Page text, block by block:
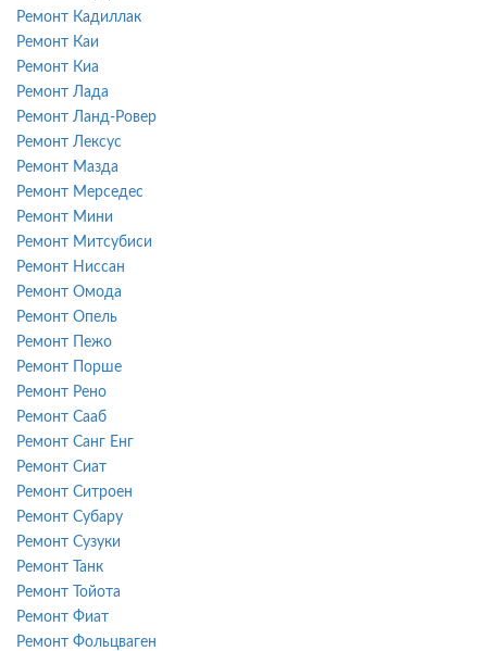
Ремонт Кадиллак
Ремонт Каи
Ремонт Киа
Ремонт Лада
Ремонт Ланд-Ровер
Ремонт Лексус
Ремонт Мазда
Ремонт Мерседес
Ремонт Мини
Ремонт Митсубиси
Ремонт Ниссан
Ремонт Омода
Ремонт Опель
Ремонт Пежо
Ремонт Порше
Ремонт Рено
Ремонт Сааб
Ремонт Санг Енг
Ремонт Сиат
Ремонт Ситроен
Ремонт Субару
Ремонт Сузуки
Ремонт Танк
Ремонт Тойота
Ремонт Фиат
Ремонт Фольцваген